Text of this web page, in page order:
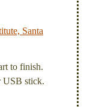
Santa
to finish.
USB stick.